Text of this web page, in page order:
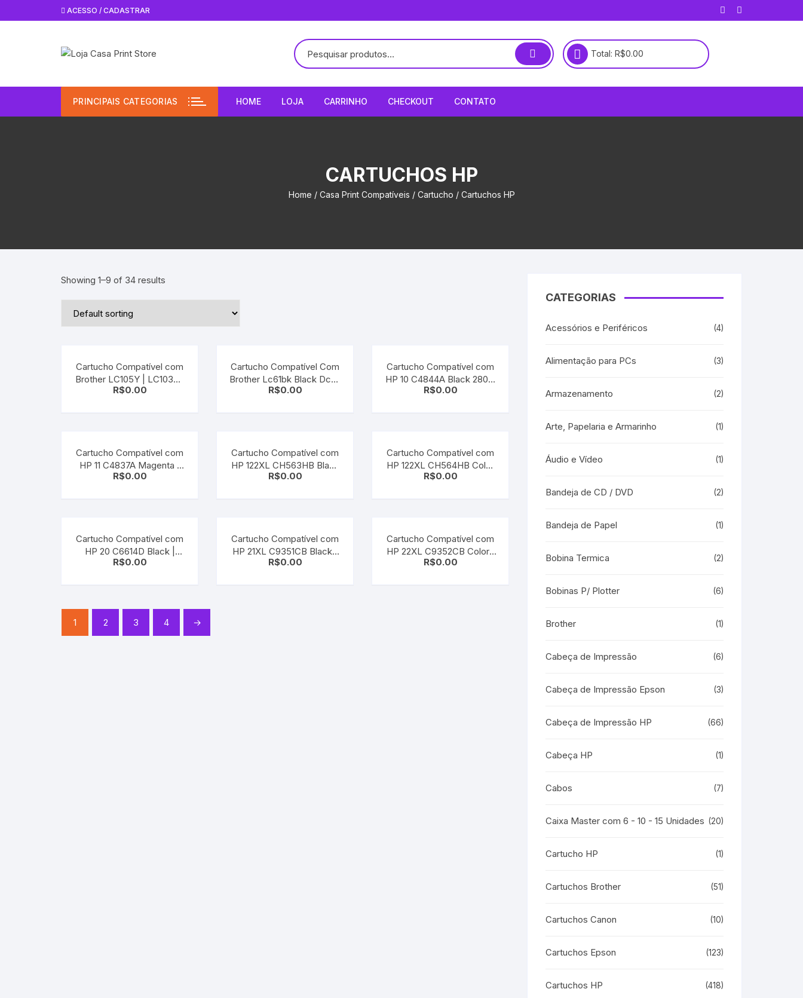
para
ACESSO / CADASTRAR
Total: R$0.00
PRINCIPAIS CATEGORIAS HOME LOJA CARRINHO CHECKOUT CONTATO
CARTUCHOS HP
Home / Casa Print Compatíveis / Cartucho / Cartuchos HP
Showing 1–9 of 34 results
Cartucho Compatível com
Brother LC105Y | LC103Y |
LC107Y Yellow
R$0.00
Cartucho Compatível Com
Brother Lc61bk Black Dcp-
165c
R$0.00
Cartucho Compatível com
HP 10 C4844A Black 2800,
1200d, 2300dtn, 2300n,
R$0.00
Cartucho Compatível com
HP 11 C4837A Magenta |
Deskjet 10/ 20/ 50/ 70/ 100/
R$0.00
Cartucho Compatível com
HP 122XL CH563HB Black
deskjet 1000/ 2000/ 2050/
R$0.00
Cartucho Compatível com
HP 122XL CH564HB Color
| deskjet 1000 / 2000 /
R$0.00
Cartucho Compatível com
HP 20 C6614D Black |
Deskjet 610c/ 610cl/ 612c/
R$0.00
Cartucho Compatível com
HP 21XL C9351CB Black |
D1320/ D1330/ D1341
R$0.00
Cartucho Compatível com
HP 22XL C9352CB Color |
D1320/ D1330/ D1341/
R$0.00
1 2 3 4 →
CATEGORIAS
Acessórios e Periféricos (4)
Alimentação para PCs (3)
Armazenamento (2)
Arte, Papelaria e Armarinho (1)
Áudio e Vídeo (1)
Bandeja de CD / DVD (2)
Bandeja de Papel (1)
Bobina Termica (2)
Bobinas P/ Plotter (6)
Brother (1)
Cabeça de Impressão (6)
Cabeça de Impressão Epson (3)
Cabeça de Impressão HP (66)
Cabeça HP (1)
Cabos (7)
Caixa Master com 6 - 10 - 15 Unidades (20)
Cartucho HP (1)
Cartuchos Brother (51)
Cartuchos Canon (10)
Cartuchos Epson (123)
Cartuchos HP (418)